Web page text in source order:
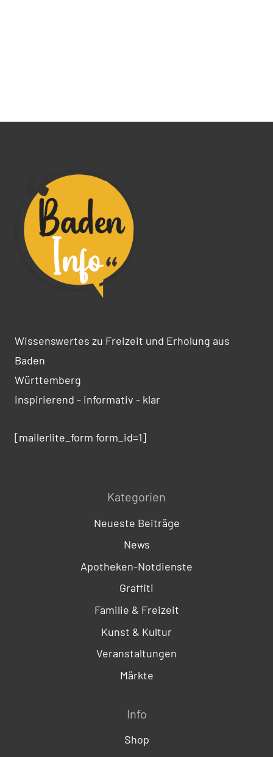
Wissenswertes zu Freizeit und Erholung aus
Baden
Württemberg
inspirierend - informativ - klar
[mailerlite_form form_id=1]
Kategorien
Neueste Beiträge
News
Apotheken-Notdienste
Graffiti
Familie & Freizeit
Kunst & Kultur
Veranstaltungen
Märkte
Info
Shop